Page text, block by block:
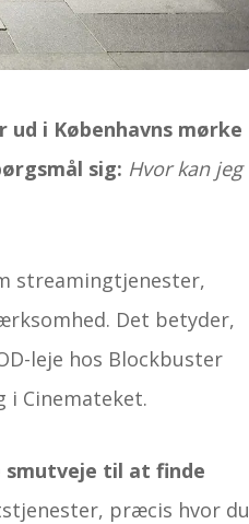
i Københavns mørke
sig: Hvor kan jeg
streamingtjenester,
Det betyder,
leje hos Blockbuster
i Cinemateket.
til at finde
præcis hvor du